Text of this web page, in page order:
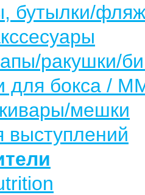
бутылки/
ракушки/
для бокса /
мешки
выступлений